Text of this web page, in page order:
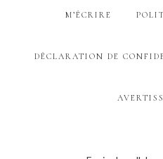
M’ÉCRIRE
DÉCLARATION DE